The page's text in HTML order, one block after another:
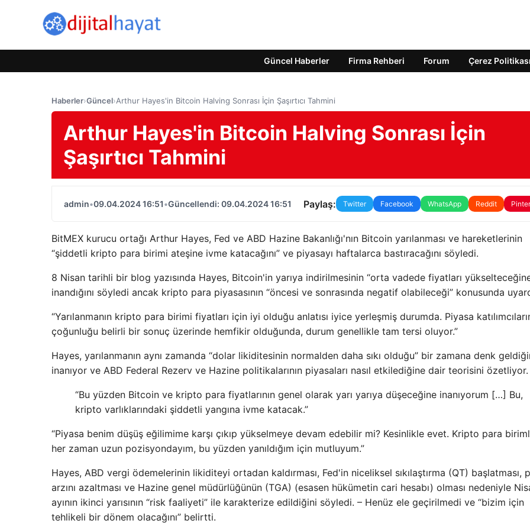
Güncel Haberler Firma Rehberi Forum Çerez Politikası
Haberler›Güncel›Arthur Hayes'in Bitcoin Halving Sonrası İçin Şaşırtıcı Tahmini
Arthur Hayes'in Bitcoin Halving Sonrası İçin
Şaşırtıcı Tahmini
admin•09.04.2024 16:51•Güncellendi: 09.04.2024 16:51 Paylaş: Twitter Facebook WhatsApp Reddit
BitMEX kurucu ortağı Arthur Hayes, Fed ve ABD Hazine Bakanlığı'nın Bitcoin yarılanması ve hareketlerinin
“şiddetli kripto para birimi ateşine ivme katacağını” ve piyasayı haftalarca bastıracağını söyledi.
8 Nisan tarihli bir blog yazısında Hayes, Bitcoin'in yarıya indirilmesinin “orta vadede fiyatları
inandığını söyledi ancak kripto para piyasasının “öncesi ve sonrasında negatif olabileceği” konusunda
“Yarılanmanın kripto para birimi fiyatları için iyi olduğu anlatısı iyice yerleşmiş durumda. Piyasa
çoğunluğu belirli bir sonuç üzerinde hemfikir olduğunda, durum genellikle tam tersi oluyor.”
Hayes, yarılanmanın aynı zamanda “dolar likiditesinin normalden daha sıkı olduğu” bir zamana denk
inanıyor ve ABD Federal Rezerv ve Hazine politikalarının piyasaları nasıl etkilediğine dair teorisini özetliyor.
“Bu yüzden Bitcoin ve kripto para fiyatlarının genel olarak yarı yarıya düşeceğine inanıyorum […] Bu,
kripto varlıklarındaki şiddetli yangına ivme katacak.”
“Piyasa benim düşüş eğilimime karşı çıkıp yükselmeye devam edebilir mi? Kesinlikle evet. Kripto para
her zaman uzun pozisyondayım, bu yüzden yanıldığım için mutluyum.”
Hayes, ABD vergi ödemelerinin likiditeyi ortadan kaldırması, Fed'in niceliksel sıkılaştırma (QT) başlatması,
arzını azaltması ve Hazine genel müdürlüğünün (TGA) (esasen hükümetin cari hesabı) olması nedeniyle
ayının ikinci yarısının “risk faaliyeti” ile karakterize edildiğini söyledi. – Henüz ele geçirilmedi ve “bizim için
tehlikeli bir dönem olacağını” belirtti.